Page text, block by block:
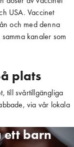
USA. Vaccinet
och med denna
kanaler som
plats
till svårtillgängliga
via vår lokala
ett barn